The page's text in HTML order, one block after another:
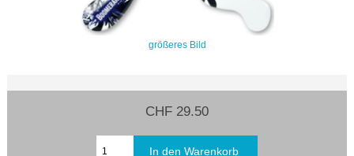
größeres Bild
CHF 29.50